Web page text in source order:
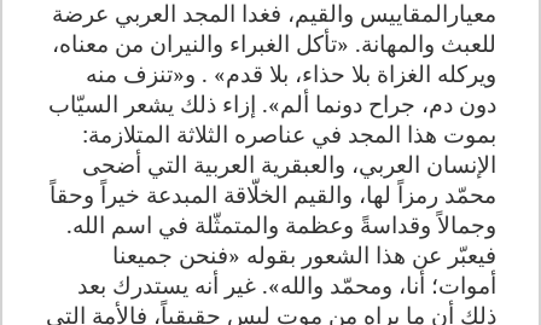
معيارالمقاييس والقيم، فغدا المجد العربي عرضة
للعبث والمهانة. «تأكل الغبراء والنيران من معناه،
ويركله الغزاة بلا حذاء، بلا قدم» . و«تنزف منه
دون دم، جراح دونما ألم». إزاء ذلك يشعر السيّاب
بموت هذا المجد في عناصره الثلاثة المتلازمة:
الإنسان العربي، والعبقرية العربية التي أضحى
محمّد رمزاً لها، والقيم الخلّاقة المبدعة خيراً وحقاً
وجمالاً وقداسةً وعظمة والمتمثّلة في اسم الله.
فيعبّر عن هذا الشعور بقوله «فنحن جميعنا
أموات؛ أنا، ومحمّد والله». غير أنه يستدرك بعد
ذلك أن ما يراه من موت ليس حقيقياً، فالأمة التي